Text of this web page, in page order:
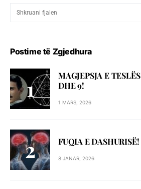
Postime të Zgjedhura
MAGJEPSJA E
DHE 9!
1 MARS, 2026
FUQIA E DASHURISË!
8 JANAR, 2026